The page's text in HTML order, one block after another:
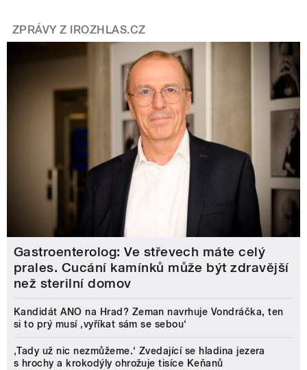
ZPRÁVY Z IROZHLAS.CZ
Gastroenterolog: Ve střevech máte celý
prales. Cucání kamínků může být zdravější
než sterilní domov
Kandidát ANO na Hrad? Zeman navrhuje Vondráčka, ten
si to prý musí ‚vyříkat sám se sebou‘
‚Tady už nic nezmůžeme.‘ Zvedající se hladina jezera
s hrochy a krokodýly ohrožuje tisíce Keňanů